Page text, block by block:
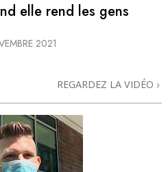
elle rend les gens
2021
REGARDEZ LA VIDÉO